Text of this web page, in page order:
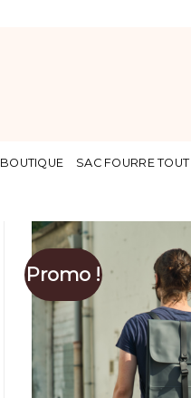
BOUTIQUE SAC FOURRE TOUT
Promo !